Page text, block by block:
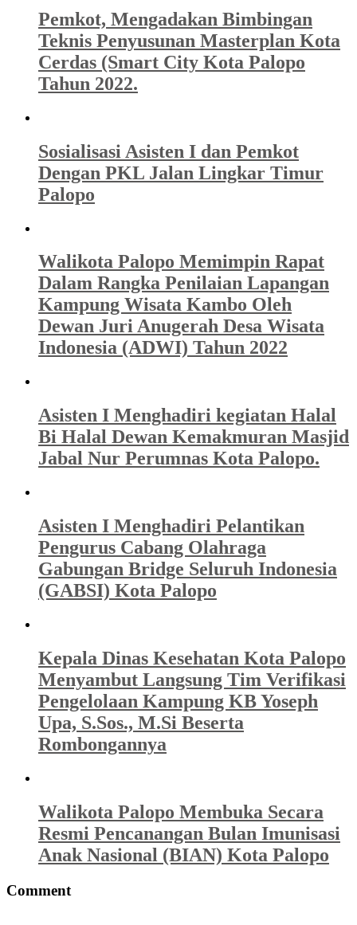
Pemkot, Mengadakan Bimbingan
Teknis Penyusunan Masterplan Kota
Cerdas (Smart City Kota Palopo
Tahun 2022.
Sosialisasi Asisten I dan Pemkot
Dengan PKL Jalan Lingkar Timur
Palopo
Walikota Palopo Memimpin Rapat
Dalam Rangka Penilaian Lapangan
Kampung Wisata Kambo Oleh
Dewan Juri Anugerah Desa Wisata
Indonesia (ADWI) Tahun 2022
Asisten I Menghadiri kegiatan Halal
Bi Halal Dewan Kemakmuran Masjid
Jabal Nur Perumnas Kota Palopo.
Asisten I Menghadiri Pelantikan
Pengurus Cabang Olahraga
Gabungan Bridge Seluruh Indonesia
(GABSI) Kota Palopo
Kepala Dinas Kesehatan Kota Palopo
Menyambut Langsung Tim Verifikasi
Pengelolaan Kampung KB Yoseph
Upa, S.Sos., M.Si Beserta
Rombongannya
Walikota Palopo Membuka Secara
Resmi Pencanangan Bulan Imunisasi
Anak Nasional (BIAN) Kota Palopo
Comment